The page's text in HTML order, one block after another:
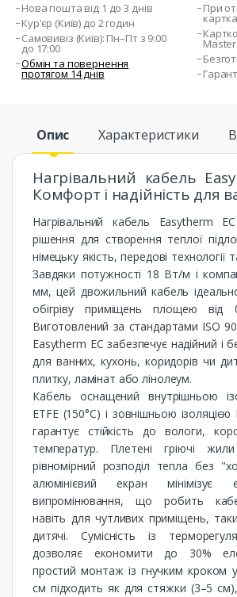
Нова пошта від 1 до 3 днів
Кур'єр (Київ) до 2 годин
Самовивіз (Київ): Пн–Пт з 9:00
до 17:00
Обмін та повернення
протягом 14 днів
При
Опис Характеристики
Нагрівальний кабель
Комфорт і надійність для
Нагрівальний кабель Easytherm
рішення для створення теплої
німецьку якість, передові технології
Завдяки потужності 18 Вт/м і
мм, цей двожильний кабель
обігріву приміщень площею
Виготовлений за стандартами ISO
Easytherm EC забезпечує надійний і
для ванних, кухонь, коридорів чи
плитку, ламінат або лінолеум.
Кабель оснащений внутрішньою
ETFE (150°C) і зовнішньою
гарантує стійкість до вологи,
температур. Плетені гріючі
рівномірний розподіл тепла без
алюмінієвий екран мінімізує
випромінювання, що робить
навіть для чутливих приміщень,
дитячі. Сумісність із
дозволяє економити до 30%
простий монтаж із гнучким кроком
см підходить як для стяжки (3–5